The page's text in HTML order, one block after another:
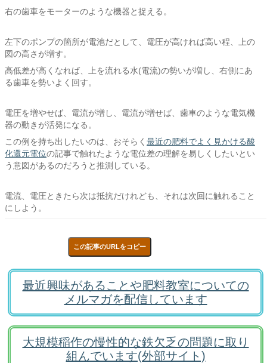
右の歯車をモーターのような機器と捉える。
左下のポンプの箇所が電池だとして、電圧が高ければ高い程、上の
図の高さが増す。
高低差が高くなれば、上を流れる水(電流)の勢いが増し、右側にあ
る歯車を勢いよく回す。
電圧を増やせば、電流が増し、電流が増せば、歯車のような電気機
器の動きが活発になる。
この例を持ち出したいのは、おそらく 最近の肥料でよく見かける酸
化還元電位の記事で触れたような電位差の理解を易しくしたいとい
う意図があるのだろうと推測している。
電流、電圧ときたら次は抵抗だけれども、それは次回に触れること
にしよう。
この記事のURLをコピー
最近興味があることや肥料教室についての
メルマガを配信しています
大規模稲作の慢性的な鉄欠乏の問題に取り
組んでいます(外部サイト)